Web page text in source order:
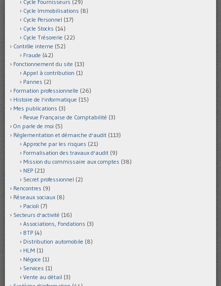
Cycle Fournisseurs (29)
Cycle Immobilisations (8)
Cycle Personnel (17)
Cycle Stocks (14)
Cycle Trésorerie (22)
Contrôle interne (52)
Fraude (42)
Fonctionnement du site (13)
Appel à contribution (1)
Pannes (2)
Formation professionnelle (26)
Histoire de l'informatique (15)
Mes publications (3)
Revue Française de Comptabilité (3)
On parle de moi (5)
Réglementation et démarche d'audit (113)
Approche par les risques (21)
Formalisation des travaux d'audit (9)
Mission du commissaire aux comptes (38)
NEP (21)
Secret professionnel (2)
Rencontres (9)
Réseaux sociaux (8)
Pacioli (7)
Secteurs d'activité (16)
Associations, Fondations (3)
BTP (4)
Distribution automobile (8)
HLM (1)
Négoce (1)
Services (1)
Vente au détail (3)